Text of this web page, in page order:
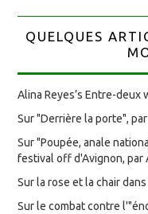
QUELQUES
Alina Reyes’s Entre-
Sur "Derrière la porte",
Sur "Poupée, anale
festival off d'Avignon, par
Sur la rose et la chair
Sur le combat contre